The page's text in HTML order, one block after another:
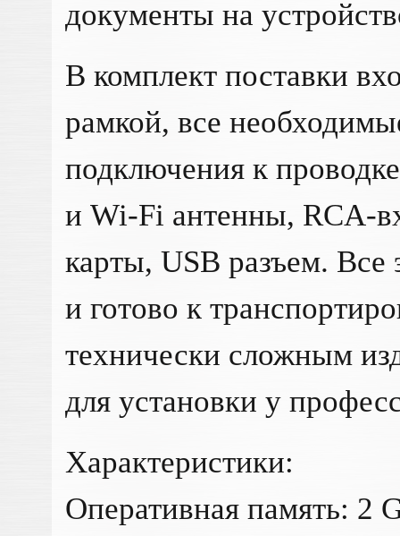
документы на
В комплект поставки
рамкой, все
подключения к
и Wi-Fi антенны, RCA-
карты, USB разъем. Все
и готово к
технически сложным
для установки у
Характеристики:
Оперативная память: 2